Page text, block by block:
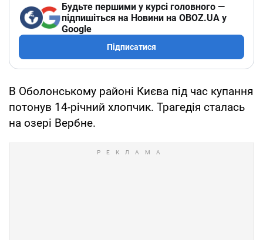
Будьте першими у курсі головного —
підпишіться на Новини на OBOZ.UA у
Google
Підписатися
В Оболонському районі Києва під час купання
потонув 14-річний хлопчик. Трагедія сталась
на озері Вербне.